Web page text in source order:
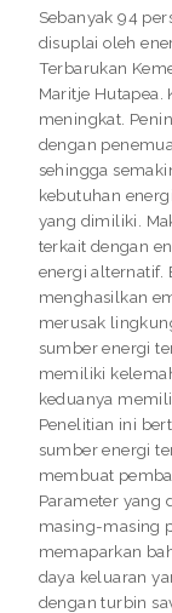
Sebanyak 94
disuplai oleh
Terbarukan
Maritje Hutapea.
meningkat.
dengan
sehingga
kebutuhan
yang dimiliki.
terkait dengan
energi alternatif.
menghasilkan
merusak
sumber energi
memiliki
keduanya
Penelitian ini
sumber energi
membuat
Parameter yang
masing-masing
memaparkan
daya keluaran
dengan turbin